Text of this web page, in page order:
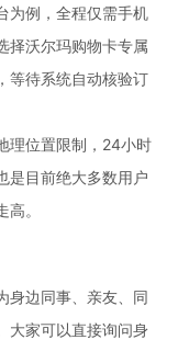
为例，全程仅需手机
择沃尔玛购物卡专属
等待系统自动核验订
理位置限制，24小时
是目前绝大多数用户
。
身边同事、亲友、同
大家可以直接询问身